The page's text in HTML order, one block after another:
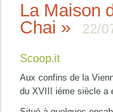
La Maison
Chai »
22/
Scoop.it
Aux confins de la
du XVIII iéme siècle a